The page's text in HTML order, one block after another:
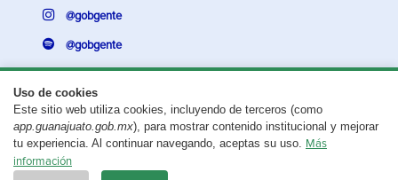
Uso de cookies
Este sitio web utiliza cookies, incluyendo de terceros (como
app.guanajuato.gob.mx), para mostrar contenido institucional y mejorar
tu experiencia. Al continuar navegando, aceptas su uso. Más
información
@gobgente
@gobgente
¿Existe algún problema con esta página?Repórtalo aquí.
Aviso legal